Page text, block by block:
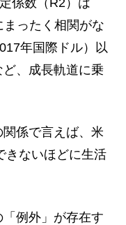
係数（R2）は
ったく相関がな
年国際ドル）以
、成長軌道に乗
係で言えば、米
きないほどに生活
例外」が存在す